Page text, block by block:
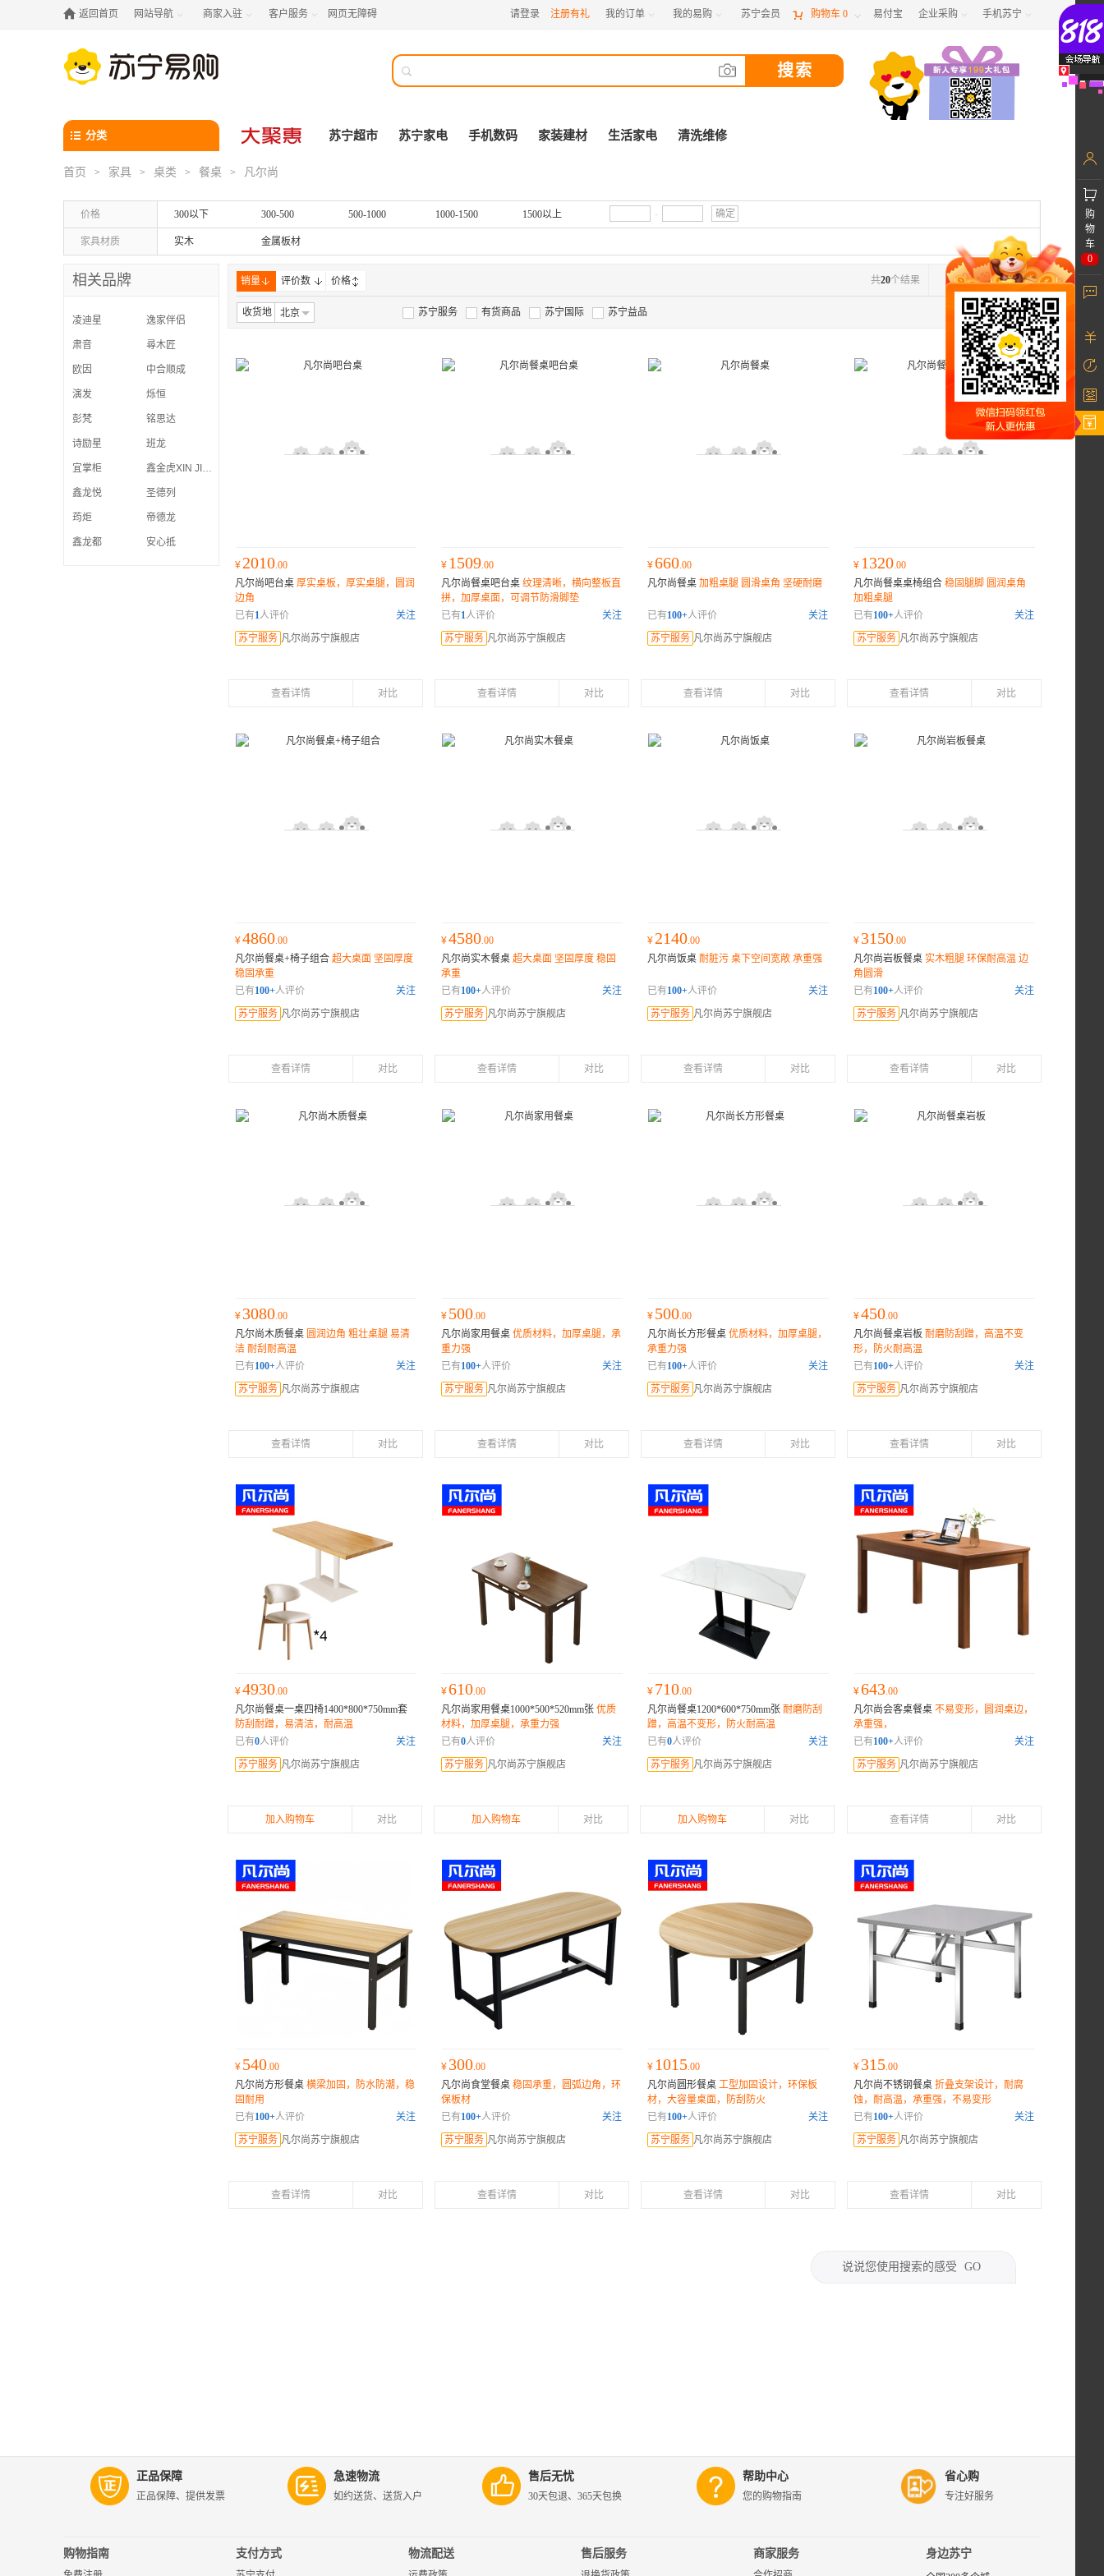
 返回首页 网站导航  商家入驻  客户服务  网页无障碍 请登录 注册有礼 我的订单  我的易购  苏宁会员  购物车 0  易付宝 企业采购  手机苏宁 

分类 苏宁超市 苏宁家电 手机数码 家装建材 生活家电 清洗维修
首页 > 家具 > 桌类 > 餐桌 > 凡尔尚
价格 300以下 300-500 500-1000 1000-1500 1500以上 - 确定
家具材质 实木 金属板材
销量 评价数 价格 1/1
共20个结果
收货地 北京 苏宁服务 有货商品 苏宁国际 苏宁益品
¥ 2010.00
凡尔尚吧台桌 厚实桌板，厚实桌腿，圆润
边角
已有1人评价
关注
苏宁服务 凡尔尚苏宁旗舰店
查看详情 对比
¥ 1509.00
凡尔尚餐桌吧台桌 纹理清晰，横向整板直
拼，加厚桌面，可调节防滑脚垫
已有1人评价
关注
苏宁服务 凡尔尚苏宁旗舰店
查看详情 对比
¥660.00
凡尔尚餐桌 加粗桌腿 圆滑桌角 坚硬耐磨
已有100+人评价
关注
苏宁服务 凡尔尚苏宁旗舰店
查看详情 对比
¥ 1320.00
凡尔尚餐桌桌椅组合 稳固腿脚 圆润桌角
加粗桌腿
已有100+人评价
关注
苏宁服务 凡尔尚苏宁旗舰店
查看详情 对比
¥4860.00
凡尔尚餐桌+椅子组合 超大桌面 坚固厚度
稳固承重
已有100+人评价
关注
苏宁服务 凡尔尚苏宁旗舰店
查看详情 对比
¥4580.00
凡尔尚实木餐桌 超大桌面 坚固厚度 稳固
承重
已有100+人评价
关注
苏宁服务 凡尔尚苏宁旗舰店
查看详情 对比
¥ 2140.00
凡尔尚饭桌 耐脏污 桌下空间宽敞 承重强
已有100+人评价
关注
苏宁服务 凡尔尚苏宁旗舰店
查看详情 对比
¥ 3150.00
凡尔尚岩板餐桌 实木粗腿 环保耐高温 边
角圆滑
已有100+人评价
关注
苏宁服务 凡尔尚苏宁旗舰店
查看详情 对比
¥ 3080.00
凡尔尚木质餐桌 圆润边角 粗壮桌腿 易清
洁 耐刮耐高温
已有100+人评价
关注
苏宁服务 凡尔尚苏宁旗舰店
查看详情 对比
¥ 500.00
凡尔尚家用餐桌 优质材料，加厚桌腿，承
重力强
已有100+人评价
关注
苏宁服务 凡尔尚苏宁旗舰店
查看详情 对比
¥ 500.00
凡尔尚长方形餐桌 优质材料，加厚桌腿，
承重力强
已有100+人评价
关注
苏宁服务 凡尔尚苏宁旗舰店
查看详情 对比
¥450.00
凡尔尚餐桌岩板 耐磨防刮蹭，高温不变
形，防火耐高温
已有100+人评价
关注
苏宁服务 凡尔尚苏宁旗舰店
查看详情 对比
¥4930.00
凡尔尚餐桌一桌四椅1400*800*750mm套
防刮耐蹭，易清洁，耐高温
已有0人评价
关注
苏宁服务 凡尔尚苏宁旗舰店
加入购物车 对比
¥610.00
凡尔尚家用餐桌1000*500*520mm张 优质
材料，加厚桌腿，承重力强
已有0人评价
关注
苏宁服务 凡尔尚苏宁旗舰店
加入购物车 对比
¥ 710.00
凡尔尚餐桌1200*600*750mm张 耐磨防刮
蹭，高温不变形，防火耐高温
已有0人评价
关注
苏宁服务 凡尔尚苏宁旗舰店
加入购物车 对比
¥643.00
凡尔尚会客桌餐桌 不易变形，圆润桌边，
承重强，
已有100+人评价
关注
苏宁服务 凡尔尚苏宁旗舰店
查看详情 对比
¥ 540.00
凡尔尚方形餐桌 横梁加固，防水防潮，稳
固耐用
已有100+人评价
关注
苏宁服务 凡尔尚苏宁旗舰店
查看详情 对比
¥ 300.00
凡尔尚食堂餐桌 稳固承重，圆弧边角，环
保板材
已有100+人评价
关注
苏宁服务 凡尔尚苏宁旗舰店
查看详情 对比
¥ 1015.00
凡尔尚圆形餐桌 工型加固设计，环保板
材，大容量桌面，防刮防火
已有100+人评价
关注
苏宁服务 凡尔尚苏宁旗舰店
查看详情 对比
¥ 315.00
凡尔尚不锈钢餐桌 折叠支架设计，耐腐
蚀，耐高温，承重强，不易变形
已有100+人评价
关注
苏宁服务 凡尔尚苏宁旗舰店
查看详情 对比
说说您使用搜索的感受 GO
相关品牌
凌迪星 逸家伴侣
肃音 尋木匠
欧因 中合顺成
演发 烁恒
彭梵 铭思达
诗励星 班龙
宜掌柜 鑫金虎XIN JIN HU
鑫龙悦 圣德列
荺炬 帝德龙
鑫龙都 安心抵
正品保障
正品保障、提供发票
急速物流
如约送货、送货入户
售后无忧
30天包退、365天包换
帮助中心
您的购物指南
省心购
专注好服务
购物指南 支付方式 物流配送 售后服务 商家服务 身边苏宁
购
物
车
0